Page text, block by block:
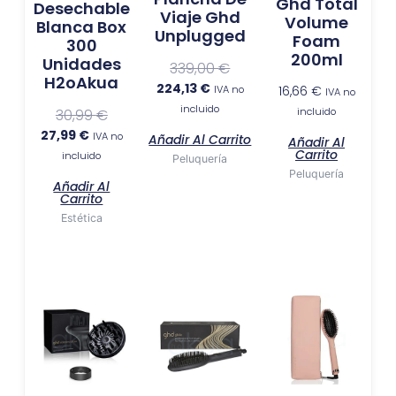
Desechable
Blanca Box
300
Unidades
H2oAkua
30,99€
27,99 € IVA no
incluido
Añadir Al
Carrito
Estética
Viaje Ghd
Unplugged
339,00€
224,13 € IVA no
incluido
Añadir Al Carrito
Peluquería
Volume
Foam
200ml
16,66 € IVA no
incluido
Añadir Al
Carrito
Peluquería